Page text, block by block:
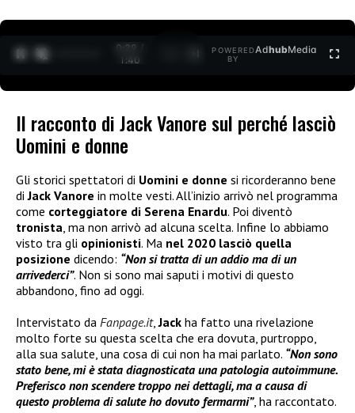
0:30 /
1:40
POWERED
BY
AdhubMedia
Il racconto di Jack Vanore sul perché lasciò
Uomini e donne
Gli storici spettatori di Uomini e donne si ricorderanno bene
di Jack Vanore in molte vesti. All’inizio arrivò nel programma
come corteggiatore di Serena Enardu. Poi diventò
tronista, ma non arrivò ad alcuna scelta. Infine lo abbiamo
visto tra gli opinionisti. Ma nel 2020 lasciò quella
posizione dicendo: “Non si tratta di un addio ma di un
arrivederci”. Non si sono mai saputi i motivi di questo
abbandono, fino ad oggi.
Intervistato da Fanpage.it,Jack ha fatto una rivelazione
molto forte su questa scelta che era dovuta, purtroppo,
alla sua salute, una cosa di cui non ha mai parlato. “Non sono
stato bene, mi è stata diagnosticata una patologia autoimmune.
Preferisco non scendere troppo nei dettagli, ma a causa di
questo problema di salute ho dovuto fermarmi”, ha raccontato.